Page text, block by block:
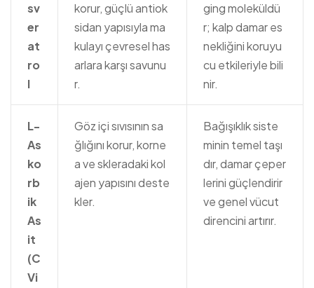
sv
er
at
ro
l
korur, güçlü antiok
sidan yapısıyla ma
kulayı çevresel has
arlara karşı savunu
r.
ging moleküldü
r; kalp damar es
nekliğini koruyu
cu etkileriyle bili
nir.
L-
As
ko
rb
ik
As
it
(C
Vi
Göz içi sıvısının sa
ğlığını korur, korne
a ve skleradaki kol
ajen yapısını deste
kler.
Bağışıklık siste
minin temel taşı
dır, damar çeper
lerini güçlendirir
ve genel vücut
direncini artırır.